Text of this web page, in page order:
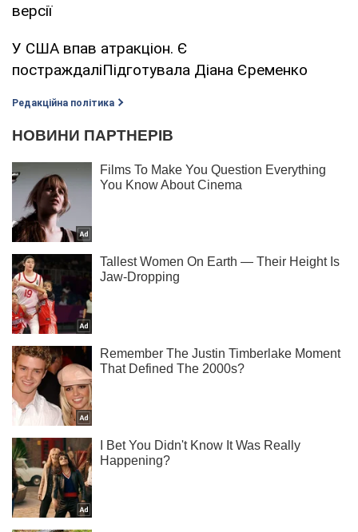
версії
У США впав атракціон. Є
постраждаліПідготувала Діана Єременко
Редакційна політика